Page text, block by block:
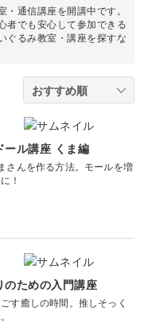
通信講座を開講中です。
者でも安心して参加できる
ぐるみ教室・講座を探すな
ール講座 くま編
さんを作る方法。モールを増
！
のための入門講座
す癒しの時間。推しそっく